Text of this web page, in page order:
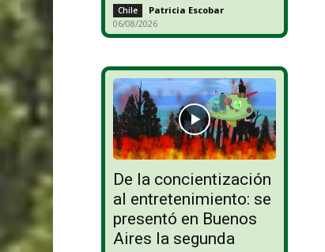
Chile Patricia Escobar -
06/08/2026
De la concientización
al entretenimiento: se
presentó en Buenos
Aires la segunda